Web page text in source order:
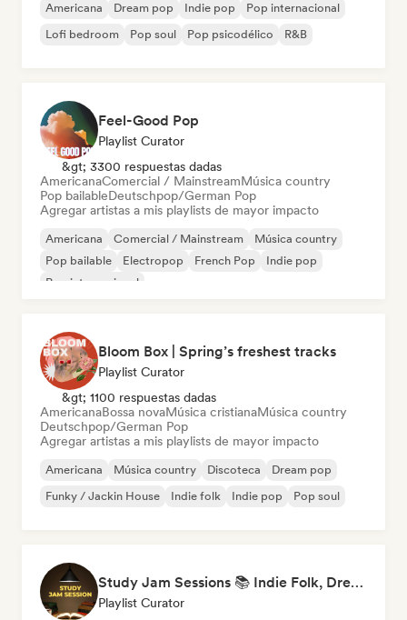
Americana Dream pop Indie pop
Pop internacional
Lofi bedroom
Pop soul Pop psicodélico R&B
Feel-Good Pop
Playlist Curator
&gt; 3300 respuestas dadas
AmericanaComercial / MainstreamMúsica country
Pop bailableDeutschpop/German Pop
Agregar artistas a mis playlists de mayor impacto
Americana Comercial / Mainstream
Música country
Pop bailable
Electropop French Pop
Indie pop
Pop internacional
Bloom Box | Spring’s freshest tracks
Playlist Curator
&gt; 1100 respuestas dadas
AmericanaBossa novaMúsica cristianaMúsica country
Deutschpop/German Pop
Agregar artistas a mis playlists de mayor impacto
Americana Música country Discoteca
Dream pop
Funky / Jackin House
Indie folk Indie pop Pop soul
Study Jam Sessions 📚 Indie Folk, Dream Pop & Singer-Songwriter
Playlist Curator